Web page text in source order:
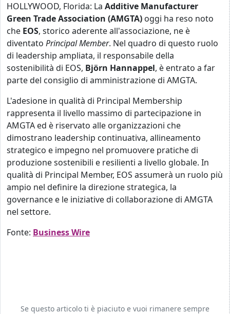
HOLLYWOOD, Florida: La Additive Manufacturer
Green Trade Association (AMGTA) oggi ha reso noto
che EOS, storico aderente all'associazione, ne è
diventato Principal Member. Nel quadro di questo ruolo
di leadership ampliata, il responsabile della
sostenibilità di EOS, Björn Hannappel, è entrato a far
parte del consiglio di amministrazione di AMGTA.
L'adesione in qualità di Principal Membership
rappresenta il livello massimo di partecipazione in
AMGTA ed è riservato alle organizzazioni che
dimostrano leadership continuativa, allineamento
strategico e impegno nel promuovere pratiche di
produzione sostenibili e resilienti a livello globale. In
qualità di Principal Member, EOS assumerà un ruolo più
ampio nel definire la direzione strategica, la
governance e le iniziative di collaborazione di AMGTA
nel settore.
Fonte: Business Wire
Se questo articolo ti è piaciuto e vuoi rimanere sempre